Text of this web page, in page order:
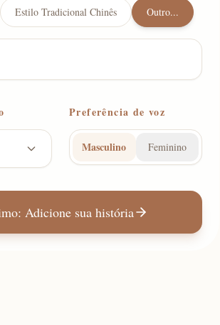
Estilo Tradicional Chinês Outro...
Preferência de voz
Masculino Feminino
Adicione sua história